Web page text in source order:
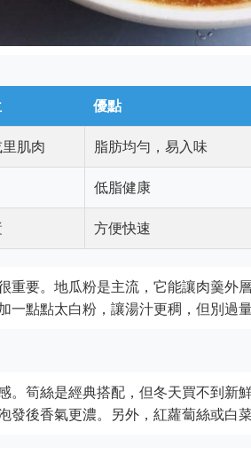
優點
肌肉 脂肪均勻，易入味
低脂健康
方便快速
重要。地瓜粉是主流，它能讓肉羹外
一點點太白粉，讓湯汁更稠，但別過量
。筍絲是經典搭配，但冬天買不到新
發後香氣更濃。另外，紅蘿蔔絲或白菜